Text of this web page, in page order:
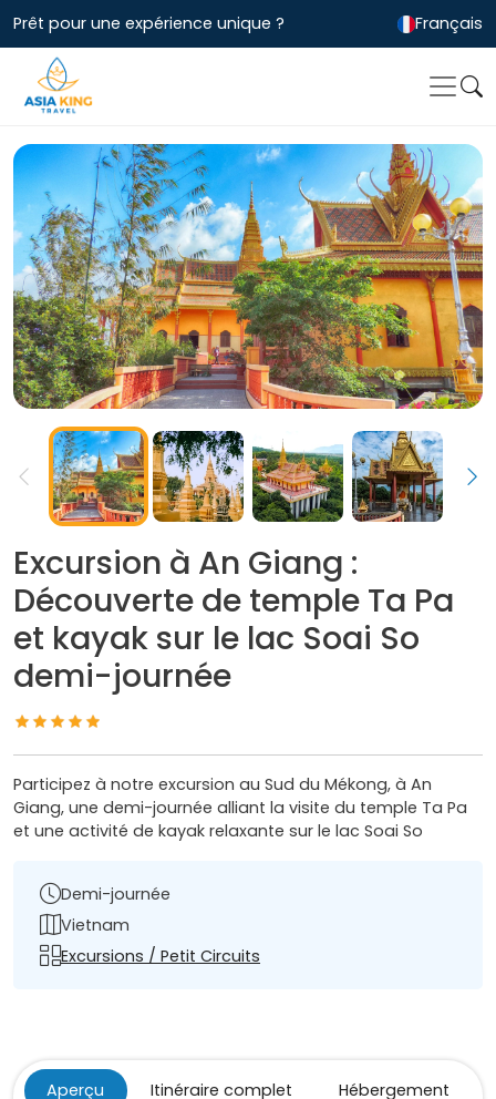
Prêt pour une expérience unique ? Français
Excursion à An Giang :
Découverte de temple Ta Pa
et kayak sur le lac Soai So
demi-journée
Participez à notre excursion au Sud du Mékong, à An
Giang, une demi-journée alliant la visite du temple Ta Pa
et une activité de kayak relaxante sur le lac Soai So
Demi-journée
Vietnam
Excursions / Petit Circuits
Aperçu Itinéraire complet
Hébergement